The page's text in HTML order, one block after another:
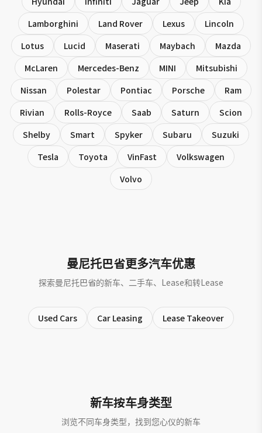
Lamborghini
Land Rover Lexus
Lincoln
Lotus
Lucid Maserati Maybach
Mazda
McLaren
Mercedes-Benz MINI
Mitsubishi
Nissan
Polestar Pontiac Porsche
Ram
Rivian
Rolls-Royce Saab Saturn
Scion
Shelby
Smart Spyker Subaru
Suzuki
Tesla
Toyota VinFast
Volkswagen
Volvo
曼尼托巴省更多汽车优惠
探索曼尼托巴省的新车、二手车、Lease和转Lease
Used Cars Car Leasing Lease Takeover
新车按车身类型
浏览不同车身类型，找到您心仪的新车